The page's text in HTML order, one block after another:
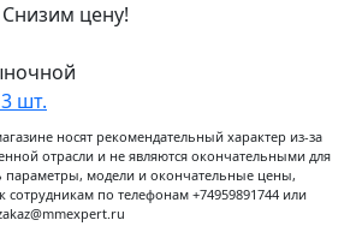
цену!
шт.
носят рекомендательный характер из-за
отрасли и не являются окончательными для
параметры, модели и окончательные цены,
сотрудникам по телефонам +74959891744 или